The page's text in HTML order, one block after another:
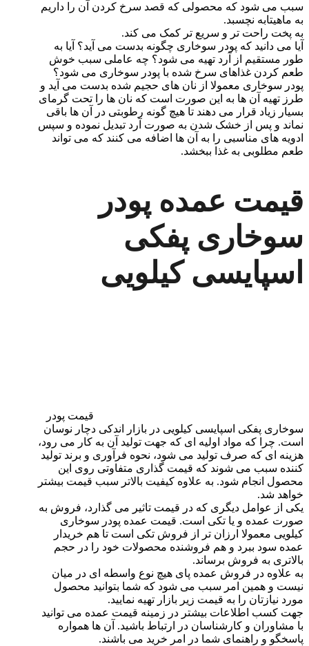
سبب می شود که محصولی که قصد سرخ کردن آن را داریم
به ماهیتابه نچسبد.
به پخت راحت تر و سریع تر کمک می کند.
آیا می دانید که پودر سوخاری چگونه بدست می آید؟ آیا به
طور مستقیم از آرد تهیه می شود؟ چه عاملی سبب خوش
طعم کردن غذاهای سرخ شده با پودر سوخاری می شود؟
پودر سوخاری معمولا از نان های حجیم شده بدست می آید و
طرز تهیه آن ها به این صورت است که نان ها را تحت گرمای
بسیار زیاد قرار می دهند تا هیچ گونه رطوبتی در آن ها باقی
نماند و پس از خشک شدن به صورت آرد تبدیل نموده و سپس
ادویه های مناسبی را به آن ها اضافه می کنند که می تواند
طعم مطلوبی به غذا ببخشد.
قیمت عمده پودر
سوخاری پفکی
اسپایسی کیلویی
قیمت پودر
سوخاری پفکی اسپایسی کیلویی در بازار اندکی دچار نوسان
است. چرا که مواد اولیه ای که جهت تولید آن به کار می رود،
هزینه ای که صرف تولید می شود، نحوه فرآوری و برند تولید
کننده سبب می شوند که قیمت گذاری متفاوتی روی این
محصول انجام شود. به علاوه کیفیت بالاتر سبب قیمت بیشتر
خواهد شد.
یکی از عوامل دیگری که در قیمت تاثیر می گذارد، فروش به
صورت عمده و یا تکی است. قیمت عمده پودر سوخاری
کیلویی معمولا ارزان تر از فروش تکی است تا هم خریدار
عمده سود ببرد و هم فروشنده محصولات خود را در حجم
بالاتری به فروش برساند.
به علاوه در فروش عمده پای هیچ نوع واسطه ای در میان
نیست و همین امر سبب می شود که شما بتوانید محصول
مورد نیازتان را به قیمت زیر بازار تهیه نمایید.
جهت کسب اطلاعات بیشتر در زمینه قیمت عمده می توانید
با مشاوران و کارشناسان در ارتباط باشید. آن ها همواره
پاسخگو و راهنمای شما در امر خرید می باشند.